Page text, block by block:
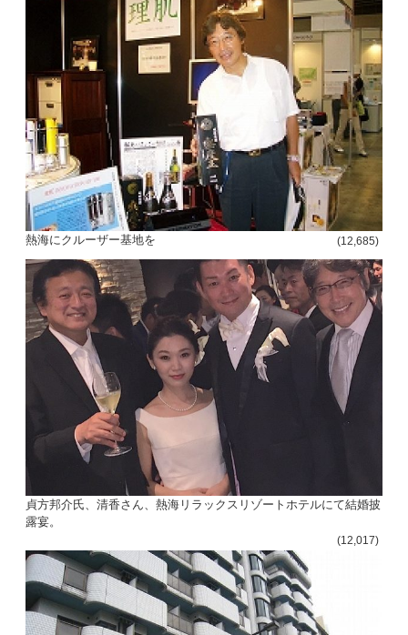
熱海にクルーザー基地を (12,685)
貞方邦介氏、清香さん、熱海リラックスリゾートホテルにて結婚披
露宴。
(12,017)